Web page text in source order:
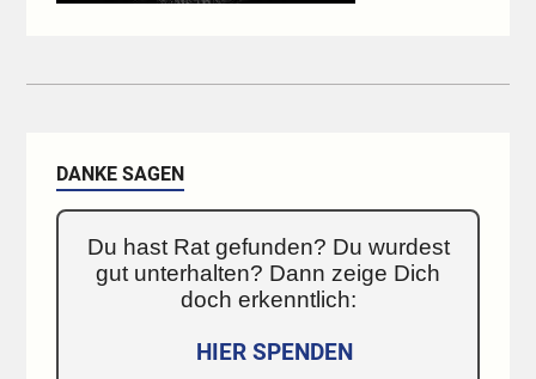
DANKE SAGEN
Du hast Rat gefunden? Du wurdest
gut unterhalten? Dann zeige Dich
doch erkenntlich:
HIER SPENDEN